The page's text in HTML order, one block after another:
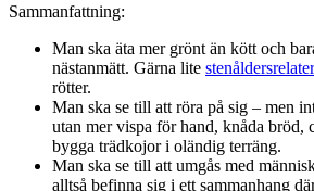
Sammanfattning:
Man ska äta mer grönt än kött och
nästanmätt. Gärna lite
rötter.
Man ska se till att röra på sig – men
utan mer vispa för hand, knåda bröd,
bygga trädkojor i oländig terräng.
Man ska se till att umgås med
alltså befinna sig i ett sammanhang